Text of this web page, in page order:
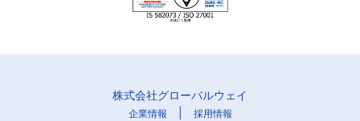
株式会社グローバルウェイ
企業情報 採用情報